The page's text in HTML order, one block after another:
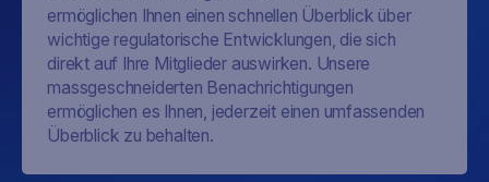
ermöglichen Ihnen einen schnellen Überblick über
wichtige regulatorische Entwicklungen, die sich
direkt auf Ihre Mitglieder auswirken. Unsere
massgeschneiderten Benachrichtigungen
ermöglichen es Ihnen, jederzeit einen umfassenden
Überblick zu behalten.